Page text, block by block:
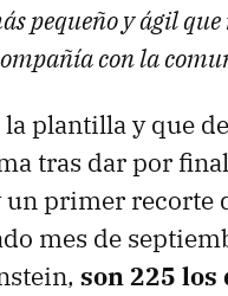
pequeño y ágil
con la
plantilla y que
tras dar por
un primer
mes de
son 225